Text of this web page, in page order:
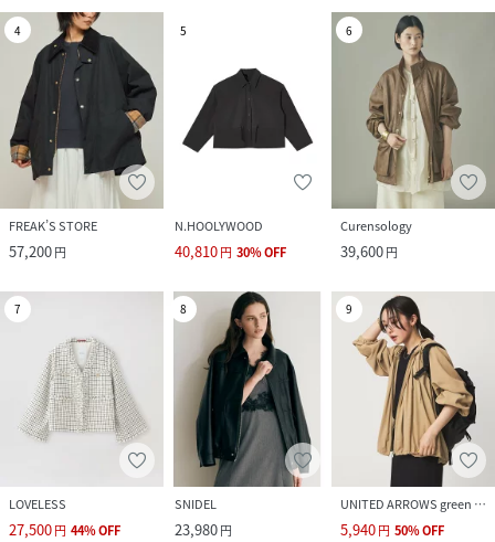
4
FREAK’S STORE
57,200円
5
N.HOOLYWOOD
40,810円 30%OFF
6
Curensology
39,600円
7
LOVELESS
27,500円 44%OFF
8
SNIDEL
23,980円
9
UNITED ARROWS green label relaxing
5,940円 50%OFF